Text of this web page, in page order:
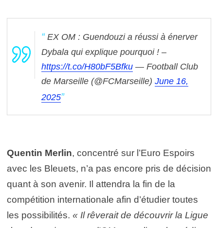
EX OM : Guendouzi a réussi à énerver
Dybala qui explique pourquoi ! –
https://t.co/H80bF5Bfku — Football Club
de Marseille (@FCMarseille) June 16,
2025
Quentin Merlin, concentré sur l’Euro Espoirs
avec les Bleuets, n’a pas encore pris de décision
quant à son avenir. Il attendra la fin de la
compétition internationale afin d’étudier toutes
les possibilités. « Il rêverait de découvrir la Ligue